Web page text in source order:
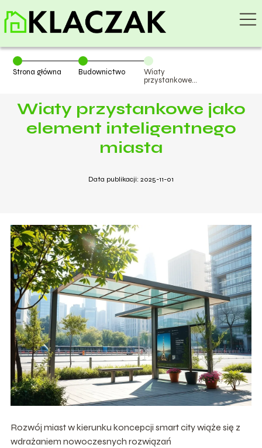
Strona główna Budownictwo
Wiaty
przystankowe
miasta
Wiaty przystankowe jako
element inteligentnego
miasta
Data publikacji: 2025-11-01
Rozwój miast w kierunku koncepcji smart city wiąże się z
wdrażaniem nowoczesnych rozwiązań